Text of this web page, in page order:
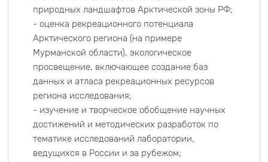
природных ландшафтов Арктической зоны РФ;
- оценка рекреационного потенциала
Арктического региона (на примере
Мурманской области), экологическое
просвещение, включающее создание баз
данных и атласа рекреационных ресурсов
региона исследования;
- изучение и творческое обобщение научных
достижений и методических разработок по
тематике исследований лаборатории,
ведущихся в России и за рубежом;